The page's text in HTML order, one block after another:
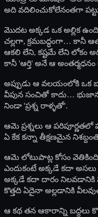
అది వదిలించుకోలేనంతగా
మొదట అక్కడ ఒక అల్లిక
చల్లగా, క్రమబద్ధంగా… కానీ
ఆకలి లేని, కష్టమే లేని లోకం
కానీ 'ఆర్తి' అనే ఆ అంతర్మధనం
అప్పుడు ఆ వలయంలోకి ఒక
వీపున సంచితో కాదు…
నిండా 'ప్రశ్న రాళ్ళతో'.
ఆమె ప్రశ్నలు ఆ
ఏ కేక కన్నా తీక్షణమైన
ఆమె లోటుపాట్ల కోసం
ఎందుకంటే అక్కడే కదా
అక్కడే కదా దారం నిలవడానికి
కొత్తది ఏదైనా అల్లడానికి
ఆ కథ తన ఆకారాన్ని బద్దలు